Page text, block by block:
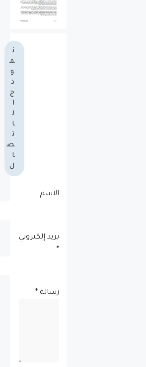
ن
م
و
ذ
ج
ا
ل
ا
ت
ص
ا
ل
الاسم
بريد إلكتروني
*
رسالة *